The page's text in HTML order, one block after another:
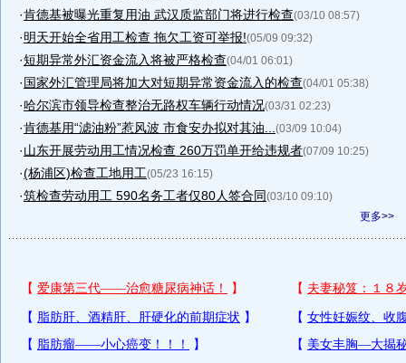
·肯德基被曝光重复用油 武汉质监部门将进行检查(03/10 08:57)
·明天开始全省用工检查 拖欠工资可举报!(05/09 09:32)
·短期异常外汇资金流入将被严格检查(04/01 06:01)
·国家外汇管理局将加大对短期异常资金流入的检查(04/01 05:38)
·哈尔滨市领导检查整治无路权车辆行动情况(03/31 02:23)
·肯德基用“滤油粉”惹风波 市食安办拟对其油... (03/09 10:04)
·山东开展劳动用工情况检查 260万罚单开给违规者(07/09 10:25)
·(杨浦区)检查工地用工(05/23 16:15)
·筑检查劳动用工 590名务工者仅80人签合同(03/10 09:10)
更多>>